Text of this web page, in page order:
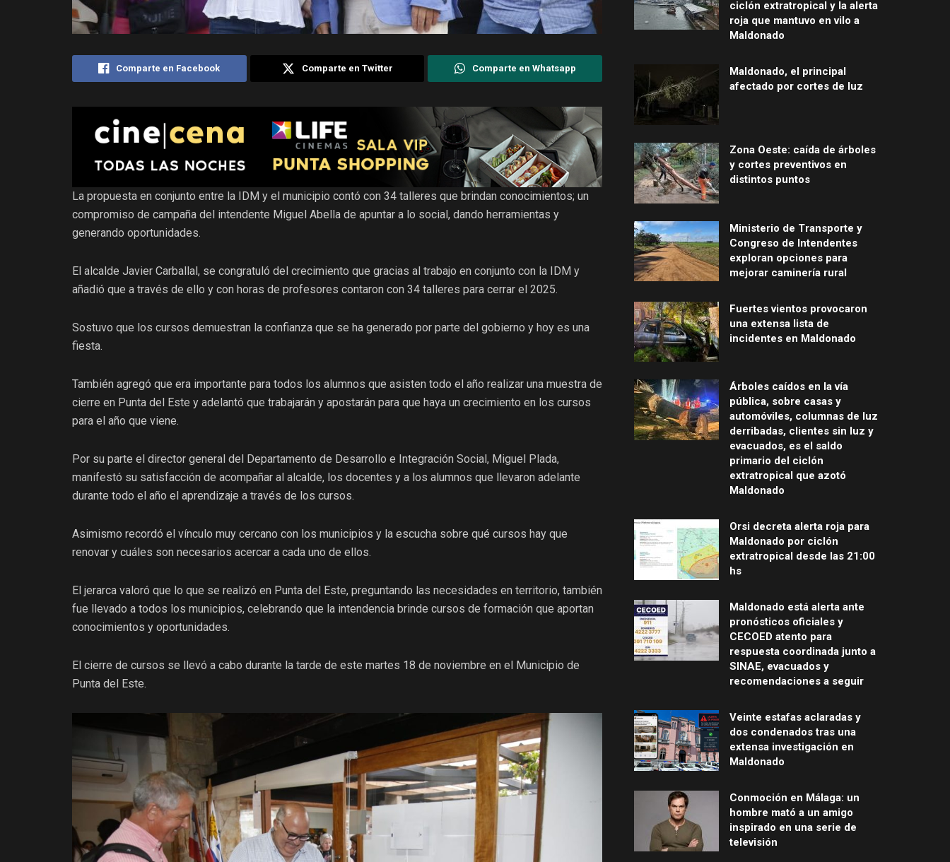
Comparte en Facebook Comparte en Twitter Comparte en Whatsapp
La propuesta en conjunto entre la IDM y el municipio contó con 34 talleres que brindan conocimientos; un
compromiso de campaña del intendente Miguel Abella de apuntar a lo social, dando herramientas y
generando oportunidades.
El alcalde Javier Carballal, se congratuló del crecimiento que gracias al trabajo en conjunto con la IDM y
añadió que a través de ello y con horas de profesores contaron con 34 talleres para cerrar el 2025.
Sostuvo que los cursos demuestran la confianza que se ha generado por parte del gobierno y hoy es una
fiesta.
También agregó que era importante para todos los alumnos que asisten todo el año realizar una muestra de
cierre en Punta del Este y adelantó que trabajarán y apostarán para que haya un crecimiento en los cursos
para el año que viene.
Por su parte el director general del Departamento de Desarrollo e Integración Social, Miguel Plada,
manifestó su satisfacción de acompañar al alcalde, los docentes y a los alumnos que llevaron adelante
durante todo el año el aprendizaje a través de los cursos.
Asimismo recordó el vínculo muy cercano con los municipios y la escucha sobre qué cursos hay que
renovar y cuáles son necesarios acercar a cada uno de ellos.
El jerarca valoró que lo que se realizó en Punta del Este, preguntando las necesidades en territorio, también
fue llevado a todos los municipios, celebrando que la intendencia brinde cursos de formación que aportan
conocimientos y oportunidades.
El cierre de cursos se llevó a cabo durante la tarde de este martes 18 de noviembre en el Municipio de
Punta del Este.
ciclón extratropical y la alerta
roja que mantuvo en vilo a
Maldonado
Maldonado, el principal
afectado por cortes de luz
Zona Oeste: caída de árboles
y cortes preventivos en
distintos puntos
Ministerio de Transporte y
Congreso de Intendentes
exploran opciones para
mejorar caminería rural
Fuertes vientos provocaron
una extensa lista de
incidentes en Maldonado
Árboles caídos en la vía
pública, sobre casas y
automóviles, columnas de luz
derribadas, clientes sin luz y
evacuados, es el saldo
primario del ciclón
extratropical que azotó
Maldonado
Orsi decreta alerta roja para
Maldonado por ciclón
extratropical desde las 21:00
hs
Maldonado está alerta ante
pronósticos oficiales y
CECOED atento para
respuesta coordinada junto a
SINAE, evacuados y
recomendaciones a seguir
Veinte estafas aclaradas y
dos condenados tras una
extensa investigación en
Maldonado
Conmoción en Málaga: un
hombre mató a un amigo
inspirado en una serie de
televisión